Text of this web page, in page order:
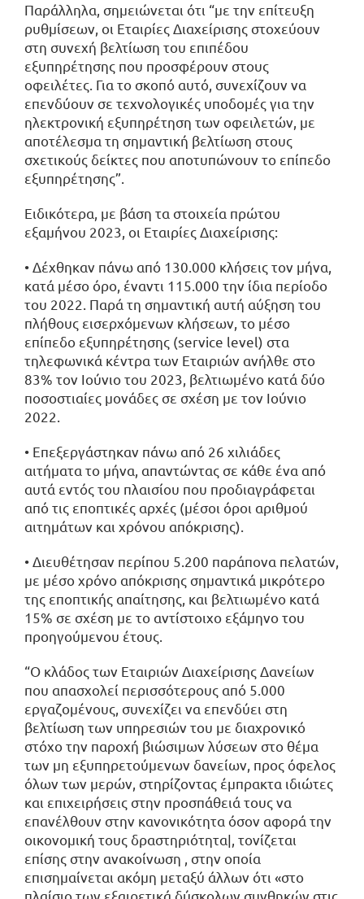
Παράλληλα, σημειώνεται ότι “με την επίτευξη
ρυθμίσεων, οι Εταιρίες Διαχείρισης στοχεύουν
στη συνεχή βελτίωση του επιπέδου
εξυπηρέτησης που προσφέρουν στους
οφειλέτες. Για το σκοπό αυτό, συνεχίζουν να
επενδύουν σε τεχνολογικές υποδομές για την
ηλεκτρονική εξυπηρέτηση των οφειλετών, με
αποτέλεσμα τη σημαντική βελτίωση στους
σχετικούς δείκτες που αποτυπώνουν το επίπεδο
εξυπηρέτησης”.
Ειδικότερα, με βάση τα στοιχεία πρώτου
εξαμήνου 2023, οι Εταιρίες Διαχείρισης:
• Δέχθηκαν πάνω από 130.000 κλήσεις τον μήνα,
κατά μέσο όρο, έναντι 115.000 την ίδια περίοδο
του 2022. Παρά τη σημαντική αυτή αύξηση του
πλήθους εισερχόμενων κλήσεων, το μέσο
επίπεδο εξυπηρέτησης (service level) στα
τηλεφωνικά κέντρα των Εταιριών ανήλθε στο
83% τον Ιούνιο του 2023, βελτιωμένο κατά δύο
ποσοστιαίες μονάδες σε σχέση με τον Ιούνιο
2022.
• Επεξεργάστηκαν πάνω από 26 χιλιάδες
αιτήματα το μήνα, απαντώντας σε κάθε ένα από
αυτά εντός του πλαισίου που προδιαγράφεται
από τις εποπτικές αρχές (μέσοι όροι αριθμού
αιτημάτων και χρόνου απόκρισης).
• Διευθέτησαν περίπου 5.200 παράπονα πελατών,
με μέσο χρόνο απόκρισης σημαντικά μικρότερο
της εποπτικής απαίτησης, και βελτιωμένο κατά
15% σε σχέση με το αντίστοιχο εξάμηνο του
προηγούμενου έτους.
“Ο κλάδος των Εταιριών Διαχείρισης Δανείων
που απασχολεί περισσότερους από 5.000
εργαζομένους, συνεχίζει να επενδύει στη
βελτίωση των υπηρεσιών του με διαχρονικό
στόχο την παροχή βιώσιμων λύσεων στο θέμα
των μη εξυπηρετούμενων δανείων, προς όφελος
όλων των μερών, στηρίζοντας έμπρακτα ιδιώτες
και επιχειρήσεις στην προσπάθειά τους να
επανέλθουν στην κανονικότητα όσον αφορά την
οικονομική τους δραστηριότητα|, τονίζεται
επίσης στην ανακοίνωση , στην οποία
επισημαίνεται ακόμη μεταξύ άλλων ότι «στο